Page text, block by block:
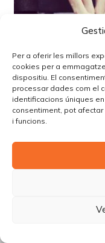
Per a oferir les millors
cookies per a
dispositiu. El
processar dades com el
identificacions úniques
consentiment, pot
i funcions.
© Copyright Piùbella
Designed By Creative
Política de privacitat
Carrer Tomàs